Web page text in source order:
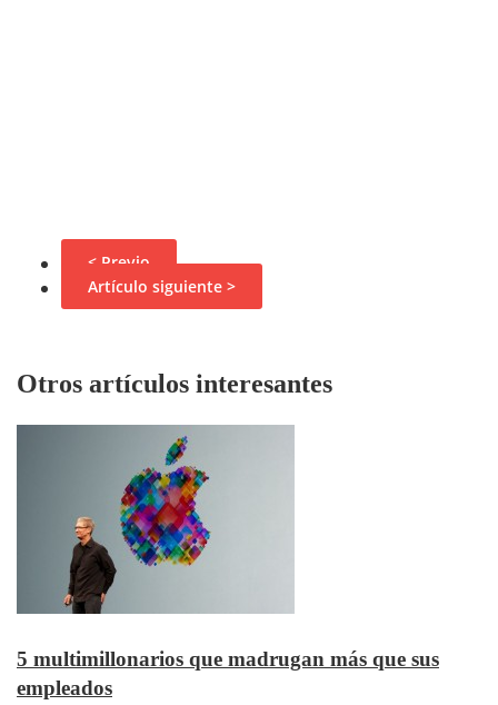
< Previo
Artículo siguiente >
Otros artículos interesantes
5 multimillonarios que madrugan más que sus
empleados